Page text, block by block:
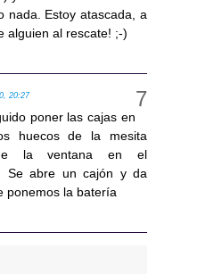
nada. Estoy atascada, a
alguien al rescate! ;-)
20:27
poner las cajas en
huecos de la mesita
la ventana en el
Se abre un cajón y da
ponemos la batería